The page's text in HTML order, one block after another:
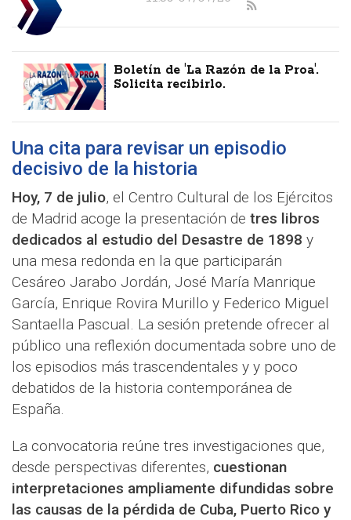
Boletín de 'La Razón de la Proa'.
Solicita recibirlo.
Una cita para revisar un episodio
decisivo de la historia
Hoy, 7 de julio, el Centro Cultural de los Ejércitos
de Madrid acoge la presentación de tres libros
dedicados al estudio del Desastre de 1898 y
una mesa redonda en la que participarán
Cesáreo Jarabo Jordán, José María Manrique
García, Enrique Rovira Murillo y Federico Miguel
Santaella Pascual. La sesión pretende ofrecer al
público una reflexión documentada sobre uno de
los episodios más trascendentales y y poco
debatidos de la historia contemporánea de
España.
La convocatoria reúne tres investigaciones que,
desde perspectivas diferentes, cuestionan
interpretaciones ampliamente difundidas sobre
las causas de la pérdida de Cuba, Puerto Rico y